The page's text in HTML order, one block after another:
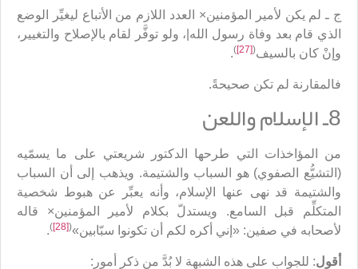
ج ـ لم يكن لأمير المؤمنين× العدد اللازم من الأتباع ليغيِّر الوضع
الذي قام بعد وفاة رسول الله|، ولو توفَّر لقام بالإصلاح والتغيير،
وإنْ كان بالسيف(
[27]
)
.
فالمقارنة لم تكن صحيحةً.
8ـ الإسلام واللعن
من المؤاخذات التي طرحها الدكتور شريعتي على ما يسمّيه
(التشيُّع الصفوي) هو السباب والشتيمة. ويذهب إلى أن السباب
والشتيمة قد نهى عنها الإسلام، وأنه يعبِّر عن هبوط شخصية
المتكلِّم قبل السامع. ويستدلّ بكلام لأمير المؤمنين× قاله
لأصحابه في صفين: «إني أكره لكم أن تكونوا سبّابين»(
[28]
)
.
أقول: للجواب على هذه الشبهة لا بُدَّ من ذكر أمور: